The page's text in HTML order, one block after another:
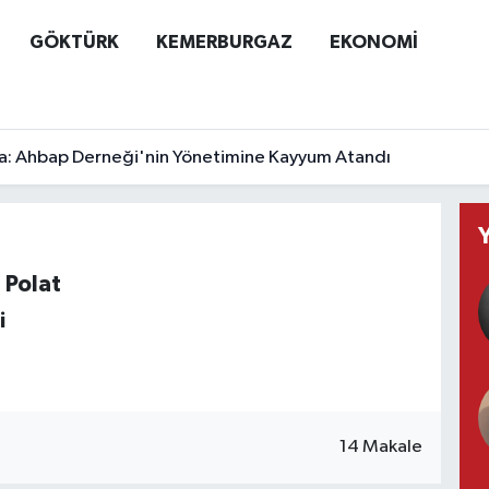
GÖKTÜRK KEMERBURGAZ EKONOMİ
Ahbap Derneği'nin Yönetimine Kayyum Atandı
Polat
14 Makale